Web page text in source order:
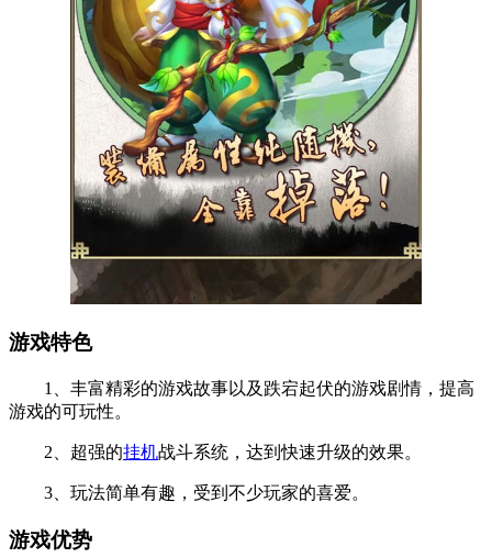
游戏特色
1、丰富精彩的游戏故事以及跌宕起伏的游戏剧情，提高
游戏的可玩性。
2、超强的挂机战斗系统，达到快速升级的效果。
3、玩法简单有趣，受到不少玩家的喜爱。
游戏优势